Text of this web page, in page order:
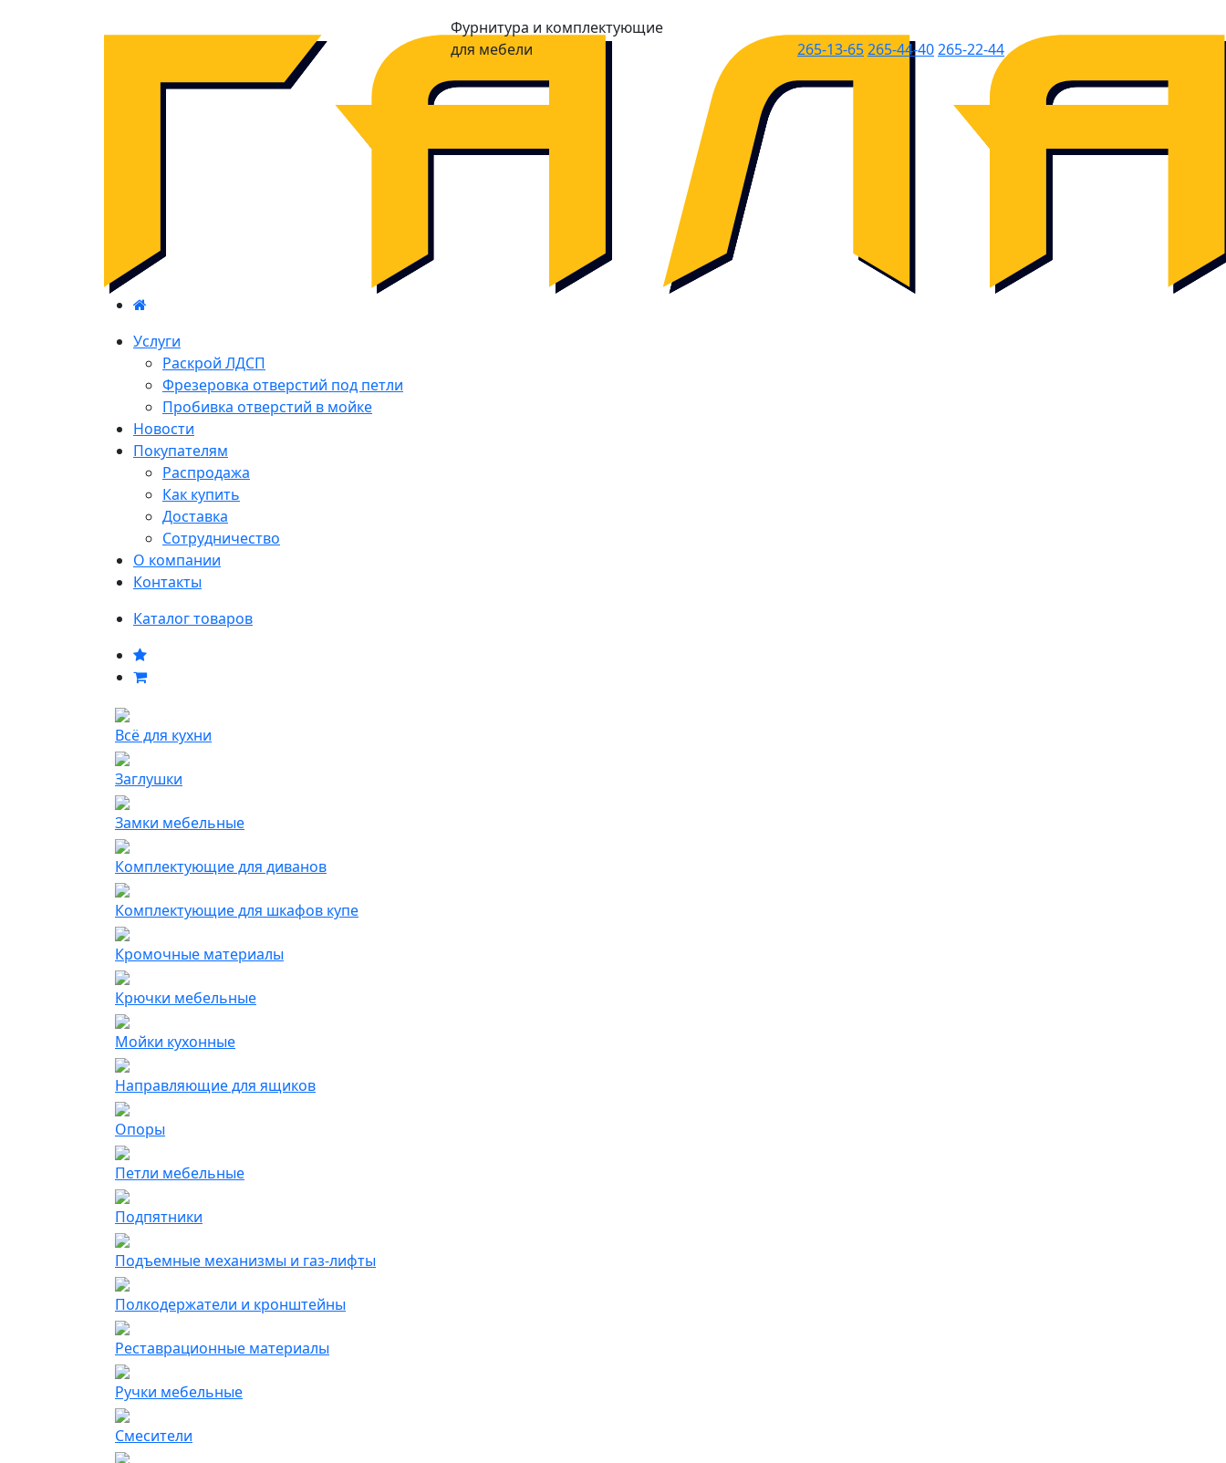
Фурнитура и комплектующие
для мебели
265-13-65265-44-40265-22-44
Услуги
Раскрой ЛДСП
Фрезеровка отверстий под петли
Пробивка отверстий в мойке
Новости
Покупателям
Распродажа
Как купить
Доставка
Сотрудничество
О компании
Контакты
Каталог товаров
Всё для кухни
Заглушки
Замки мебельные
Комплектующие для диванов
Комплектующие для шкафов купе
Кромочные материалы
Крючки мебельные
Мойки кухонные
Направляющие для ящиков
Опоры
Петли мебельные
Подпятники
Подъемные механизмы и газ-лифты
Полкодержатели и кронштейны
Реставрационные материалы
Ручки мебельные
Смесители